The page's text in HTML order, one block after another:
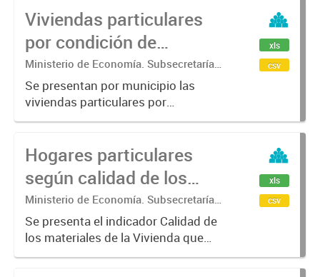
Viviendas particulares
por condición de
ocupación.
Ministerio de Economía. Subsecretaría
de Coordinación Económica y
Estadística. Dirección Provincial de
Estadística.
Se presentan por municipio las
viviendas particulares por
Condición de ocupación para los
categorías son: Con personas
presentes, Con todas las personas
temporalmente...
xls
csv
Hogares particulares
según calidad de los
materiales de la
vivienda.
Ministerio de Economía. Subsecretaría
de Coordinación Económica y
Estadística. Dirección Provincial de
Estadística.
Se presenta el indicador Calidad de
los materiales de la Vivienda que
para el Censo 2001 se denominó
xls
csv